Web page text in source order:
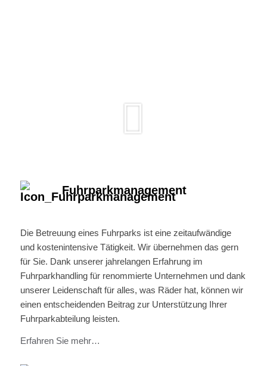
Fuhrparkmanagement
Die Betreuung eines Fuhrparks ist eine zeitaufwändige
und kostenintensive Tätigkeit. Wir übernehmen das gern
für Sie. Dank unserer jahrelangen Erfahrung im
Fuhrparkhandling für renommierte Unternehmen und dank
unserer Leidenschaft für alles, was Räder hat, können wir
einen entscheidenden Beitrag zur Unterstützung Ihrer
Fuhrparkabteilung leisten.
Erfahren Sie mehr…